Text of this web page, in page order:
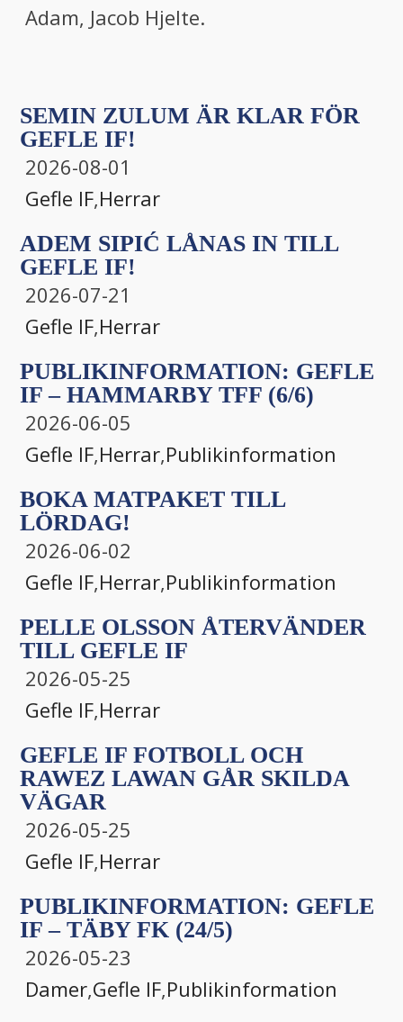
Adam, Jacob Hjelte.
SEMIN ZULUM ÄR KLAR FÖR
GEFLE IF!
2026-08-01
Gefle IF,Herrar
ADEM SIPIĆ LÅNAS IN TILL
GEFLE IF!
2026-07-21
Gefle IF,Herrar
PUBLIKINFORMATION: GEFLE
IF – HAMMARBY TFF (6/6)
2026-06-05
Gefle IF,Herrar,Publikinformation
BOKA MATPAKET TILL
LÖRDAG!
2026-06-02
Gefle IF,Herrar,Publikinformation
PELLE OLSSON ÅTERVÄNDER
TILL GEFLE IF
2026-05-25
Gefle IF,Herrar
GEFLE IF FOTBOLL OCH
RAWEZ LAWAN GÅR SKILDA
VÄGAR
2026-05-25
Gefle IF,Herrar
PUBLIKINFORMATION: GEFLE
IF – TÄBY FK (24/5)
2026-05-23
Damer,Gefle IF,Publikinformation